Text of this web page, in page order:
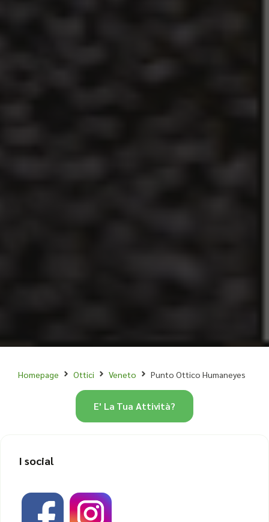
Homepage Ottici Veneto Punto Ottico Humaneyes
E' La Tua Attività?
I social